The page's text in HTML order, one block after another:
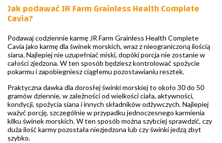
Jak podawać JR Farm Grainless Health Complete
Cavia?
Podawaj codziennie karmę JR Farm Grainless Health Complete
Cavia jako karmę dla świnek morskich, wraz z nieograniczoną ilością
siana. Najlepiej nie uzupełniać miski, dopóki porcja nie zostanie w
całości zjedzona. W ten sposób będziesz kontrolować spożycie
pokarmu i zapobiegniesz ciągłemu pozostawianiu resztek.
Praktyczna dawka dla dorosłej świnki morskiej to około 30 do 50
gramów dziennie, w zależności od wielkości ciała, aktywności,
kondycji, spożycia siana i innych składników odżywczych. Najlepiej
ważyć porcję, szczególnie w przypadku jednoczesnego karmienia
kilku świnek morskich. W ten sposób można szybciej sprawdzić, czy
duża ilość karmy pozostała niezjedzona lub czy świnki jedzą zbyt
szybko.